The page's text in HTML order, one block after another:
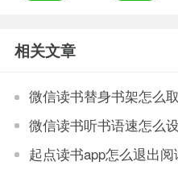
相关文章